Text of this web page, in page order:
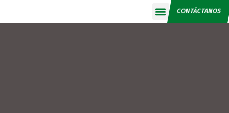
CONTÁCTANOS